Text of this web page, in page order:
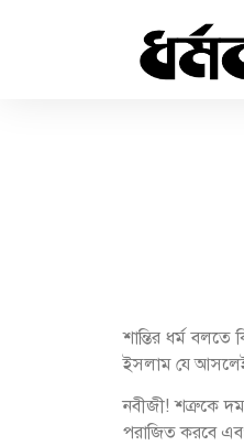
শান্তির ধর্ম
ইসলাম যে আসলেই
নবীজী! শত্রুকে
পরাজিত করবে